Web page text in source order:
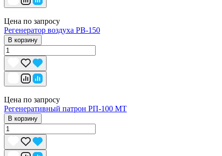
Цена по запросу
Регенератор воздуха РВ-150
В корзину
Цена по запросу
Регенеративный патрон РП-100 МТ
В корзину